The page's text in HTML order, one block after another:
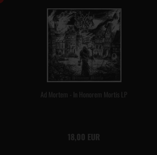
Ad Mortem - In Honorem Mortis LP
18,00 EUR